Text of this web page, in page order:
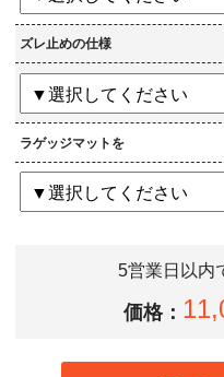
ズレ止めの仕様
ラゲッジマットを
5営業日以内
価格：